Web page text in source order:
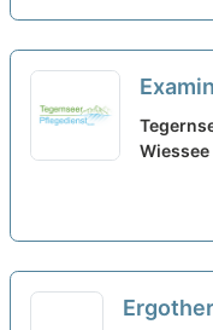
(m/w/
Wiessee